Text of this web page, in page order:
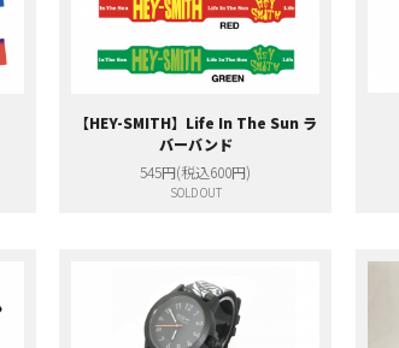
【HEY-SMITH】Life In The Sun ラ
バーバンド
545円(税込600円)
SOLD OUT